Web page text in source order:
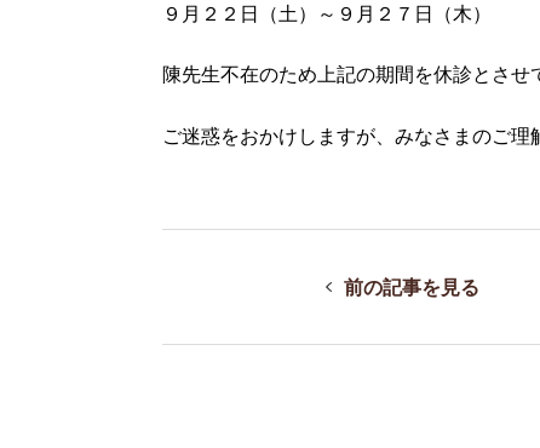
９月２２日（土）～９月２７日（木）
陳先生不在のため上記の期間を休診とさせ
ご迷惑をおかけしますが、みなさまのご理
前の記事を見る